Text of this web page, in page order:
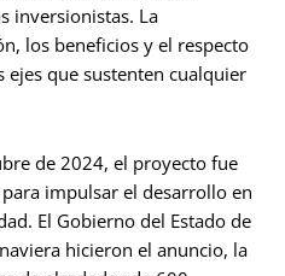
inversionistas. La
los beneficios y el respecto
ejes que sustenten cualquier
de 2024, el proyecto fue
impulsar el desarrollo en
El Gobierno del Estado de
hicieron el anuncio, la